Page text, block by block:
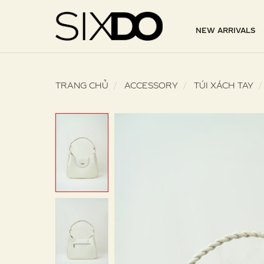
NEW ARRIVALS
TRANG CHỦ ACCESSORY TÚI XÁCH TAY